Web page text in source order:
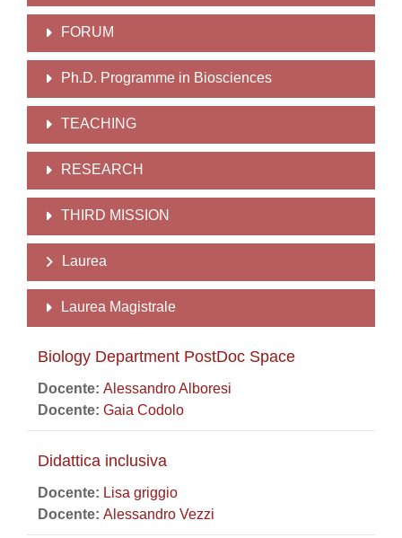
FORUM
Ph.D. Programme in Biosciences
TEACHING
RESEARCH
THIRD MISSION
Laurea
Laurea Magistrale
Biology Department PostDoc Space
Docente: Alessandro Alboresi
Docente: Gaia Codolo
Didattica inclusiva
Docente: Lisa griggio
Docente: Alessandro Vezzi